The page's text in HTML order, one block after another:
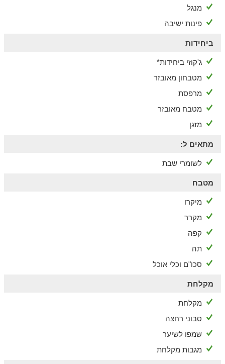
מיני גולף, פינות יצירה לילדים, באולינג שטח, סדנאות ואירועים
בהתאמה אישית.
לאומי אכזיב, שמורת נחל בצת, ועוד. הבליינים שביניכם יהנו ממגוון
מרכזי קניות ובילוי בעיר נהריה שנמצאת במרחק קצר.
מנגל
פינות ישיבה
ביחידות
ג'קוזי ביחידות*
מטבחון מאובזר
מרפסת
מטבח מאובזר
מזגן
מתאים ל:
לשומרי שבת
מטבח
מיקרו
מקרר
קפה
תה
סכו"ם וכלי אוכל
מקלחת
מקלחת
סבוני רחצה
שמפו לשיער
מגבות מקלחת